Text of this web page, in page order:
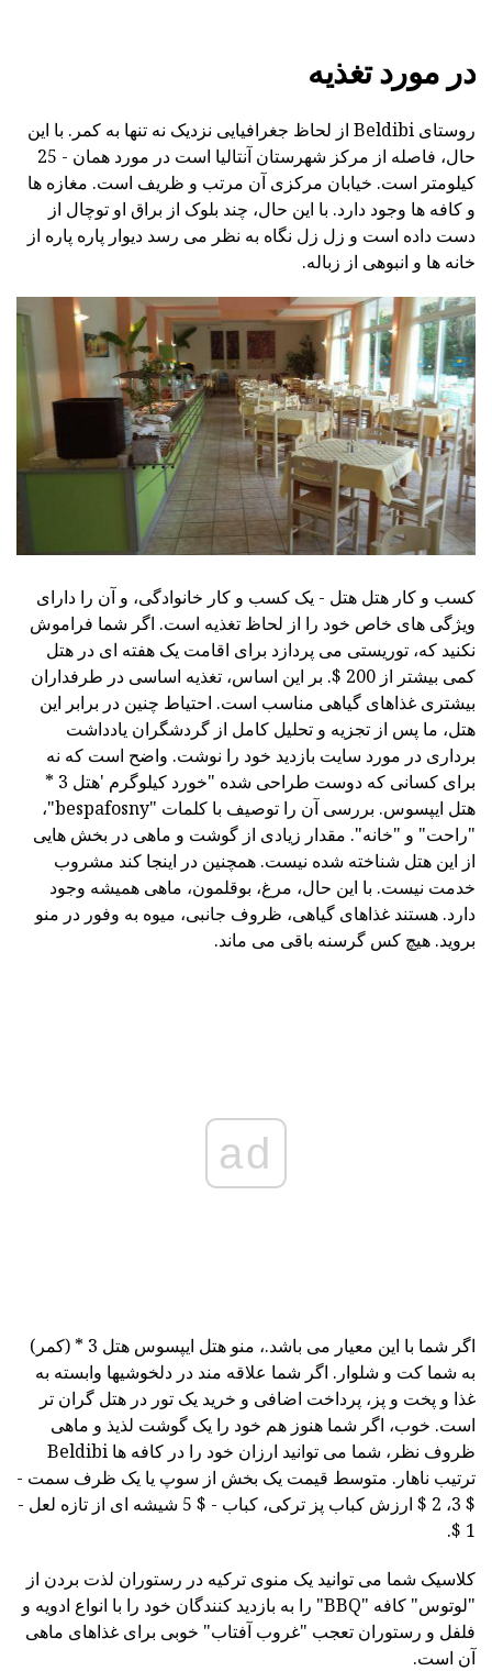
در مورد تغذیه
روستای Beldibi از لحاظ جغرافیایی نزدیک نه تنها به کمر. با این
حال، فاصله از مرکز شهرستان آنتالیا است در مورد همان - 25
کیلومتر است. خیابان مرکزی آن مرتب و ظریف است. مغازه ها
و کافه ها وجود دارد. با این حال، چند بلوک از براق او توچال از
دست داده است و زل زل نگاه به نظر می رسد دیوار پاره پاره از
خانه ها و انبوهی از زباله.
کسب و کار هتل هتل - یک کسب و کار خانوادگی، و آن را دارای
ویژگی های خاص خود را از لحاظ تغذیه است. اگر شما فراموش
نکنید که، توریستی می پردازد برای اقامت یک هفته ای در هتل
کمی بیشتر از 200 $. بر این اساس، تغذیه اساسی در طرفداران
بیشتری غذاهای گیاهی مناسب است. احتیاط چنین در برابر این
هتل، ما پس از تجزیه و تحلیل کامل از گردشگران یادداشت
برداری در مورد سایت بازدید خود را نوشت. واضح است که نه
برای کسانی که دوست طراحی شده "خورد کیلوگرم 'هتل 3 *
هتل ایپسوس. بررسی آن را توصیف با کلمات "bespafosny"،
"راحت" و "خانه". مقدار زیادی از گوشت و ماهی در بخش هایی
از این هتل شناخته شده نیست. همچنین در اینجا کند مشروب
خدمت نیست. با این حال، مرغ، بوقلمون، ماهی همیشه وجود
دارد. هستند غذاهای گیاهی، ظروف جانبی، میوه به وفور در منو
بروید. هیچ کس گرسنه باقی می ماند.
ad
اگر شما با این معیار می باشد.، منو هتل ایپسوس هتل 3 * (کمر)
به شما کت و شلوار. اگر شما علاقه مند در دلخوشیها وابسته به
غذا و پخت و پز، پرداخت اضافی و خرید یک تور در هتل گران تر
است. خوب، اگر شما هنوز هم خود را یک گوشت لذیذ و ماهی
ظروف نظر، شما می توانید ارزان خود را در کافه ها Beldibi
ترتیب ناهار. متوسط قیمت یک بخش از سوپ یا یک ظرف سمت -
$ 3، 2 $ ارزش کباب پز ترکی، کباب - $ 5 شیشه ای از تازه لعل -
1 $.
کلاسیک شما می توانید یک منوی ترکیه در رستوران لذت بردن از
"لوتوس" کافه "BBQ" را به بازدید کنندگان خود را با انواع ادویه و
فلفل و رستوران تعجب "غروب آفتاب" خوبی برای غذاهای ماهی
آن است.